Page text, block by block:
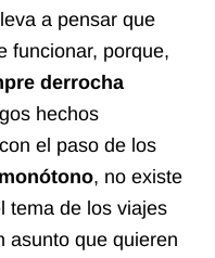
a pensar que
funcionar, porque,
derrocha
hechos
el paso de los
monótono, no existe
tema de los viajes
asunto que quieren